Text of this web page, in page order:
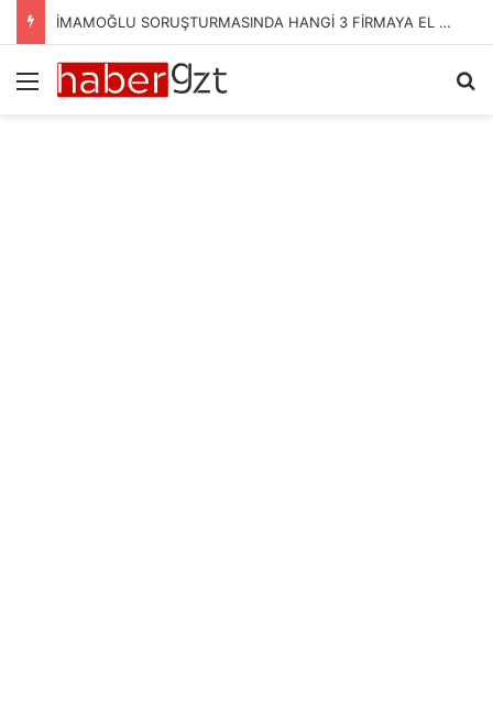
İMAMOĞLU SORUŞTURMASINDA HANGİ 3 FİRMAYA EL KONULDU?
Menü